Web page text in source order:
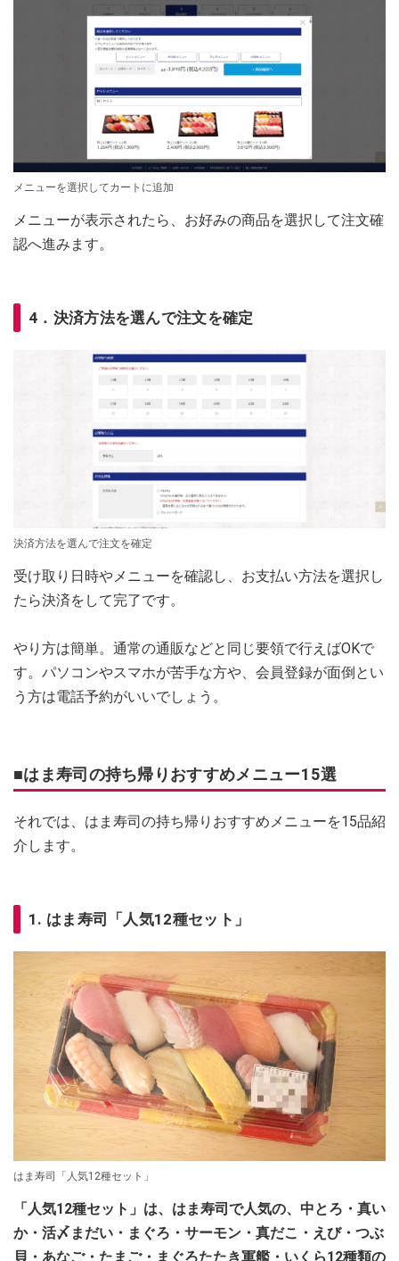
メニューを選択してカートに追加
メニューが表示されたら、お好みの商品を選択して注文確
認へ進みます。
4．決済方法を選んで注文を確定
決済方法を選んで注文を確定
受け取り日時やメニューを確認し、お支払い方法を選択し
たら決済をして完了です。
やり方は簡単。通常の通販などと同じ要領で行えばOKで
す。パソコンやスマホが苦手な方や、会員登録が面倒とい
う方は電話予約がいいでしょう。
■はま寿司の持ち帰りおすすめメニュー15選
それでは、はま寿司の持ち帰りおすすめメニューを15品紹
介します。
1. はま寿司「人気12種セット」
はま寿司「人気12種セット」
「人気12種セット」は、はま寿司で人気の、中とろ・真い
か・活〆まだい・まぐろ・サーモン・真だこ・えび・つぶ
貝・あなご・たまご・まぐろたたき軍艦・いくら12種類の